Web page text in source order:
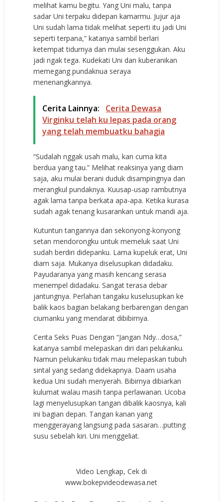
melihat kamu begitu. Yang Uni malu, tanpa
sadar Uni terpaku didepan kamarmu. Jujur aja
Uni sudah lama tidak melihat seperti itu jadi Uni
seperti terpana,” katanya sambil berlari
ketempat tidurnya dan mulai sesenggukan. Aku
jadi ngak tega. Kudekati Uni dan kuberanikan
memegang pundaknua seraya
menenangkannya.
Cerita Lainnya:
Cerita Dewasa
Virginku telah ku lepas pada orang
yang telah membuatku bahagia
“Sudalah nggak usah malu, kan cuma kita
berdua yang tau.” Melihat reaksinya yang diam
saja, aku mulai berani duduk disampingnya dan
merangkul pundaknya. Kuusap-usap rambutnya
agak lama tanpa berkata apa-apa. Ketika kurasa
sudah agak tenang kusarankan untuk mandi aja.
Kutuntun tangannya dan sekonyong-konyong
setan mendorongku untuk memeluk saat Uni
sudah berdiri didepanku. Lama kupeluk erat, Uni
diam saja. Mukanya diselusupkan didadaku.
Payudaranya yang masih kencang serasa
menempel didadaku. Sangat terasa debar
jantungnya. Perlahan tangaku kuselusupkan ke
balik kaos bagian belakang berbarengan dengan
ciumanku yang mendarat dibibirnya.
Cerita Seks Puas Dengan “Jangan Ndy…dosa,”
katanya sambil melepaskan diri dari pelukanku.
Namun pelukanku tidak mau melepaskan tubuh
sintal yang sedang didekapnya. Daam usaha
kedua Uni sudah menyerah. Bibirnya dibiarkan
kulumat walau masih tanpa perlawanan. Ucoba
lagi menyelusupkan tangan dibalik kaosnya, kali
ini bagian depan. Tangan kanan yang
menggerayang langsung pada sasaran…putting
susu sebelah kiri. Uni menggeliat.
Video Lengkap, Cek di
www.bokepvideodewasa.net